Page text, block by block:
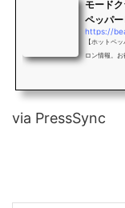
モード
ペッパ
https://
【ホットペ
ロン情報。
via PressSync